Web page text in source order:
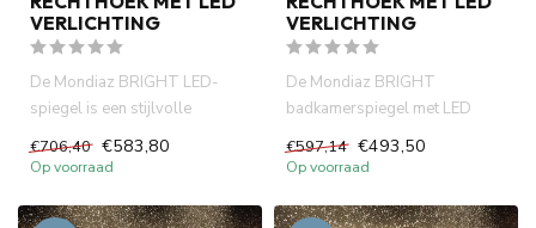
VERLICHTING
De Mondiaz BRIGHT LED-
spiegel is een stijlvolle
badkamerspiegel met zuinige
LED-...
€706,40 €583,80
Op voorraad
VERLICHTING
De Mondiaz BRIGHT
badkamerspiegel met LED
Verlichting - 70x120cm -
Rechthoek. He...
€597,14 €493,50
Op voorraad